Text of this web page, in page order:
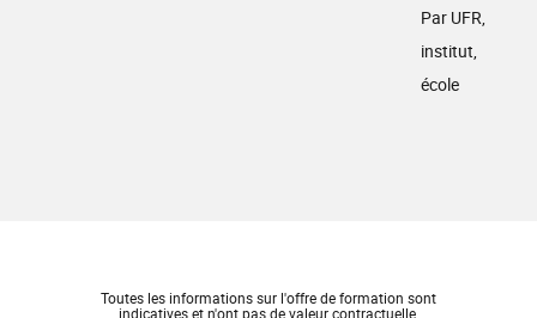
Par UFR,
institut,
école
Toutes les informations sur l'offre de formation sont
indicatives et n'ont pas de valeur contractuelle.